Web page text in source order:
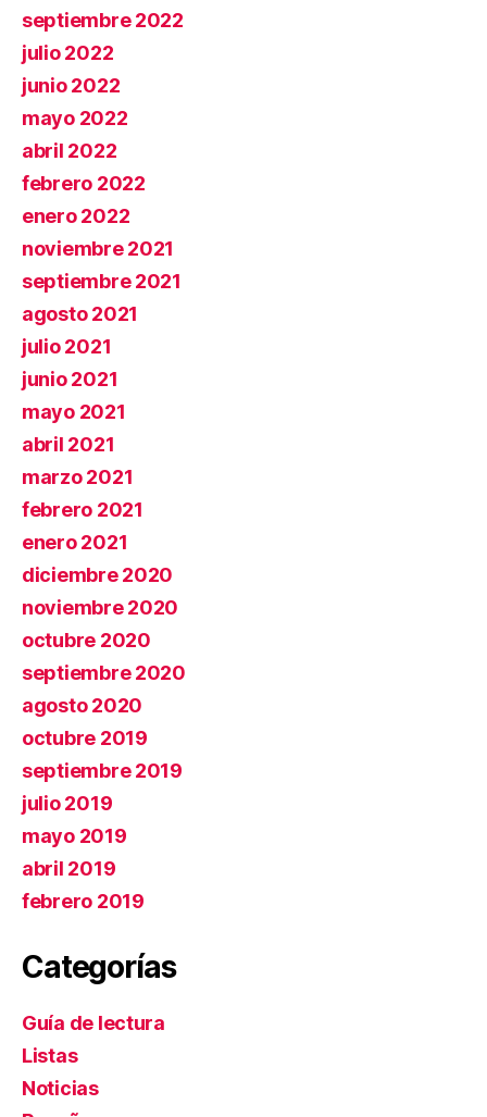
septiembre 2022
julio 2022
junio 2022
mayo 2022
abril 2022
febrero 2022
enero 2022
noviembre 2021
septiembre 2021
agosto 2021
julio 2021
junio 2021
mayo 2021
abril 2021
marzo 2021
febrero 2021
enero 2021
diciembre 2020
noviembre 2020
octubre 2020
septiembre 2020
agosto 2020
octubre 2019
septiembre 2019
julio 2019
mayo 2019
abril 2019
febrero 2019
Categorías
Guía de lectura
Listas
Noticias